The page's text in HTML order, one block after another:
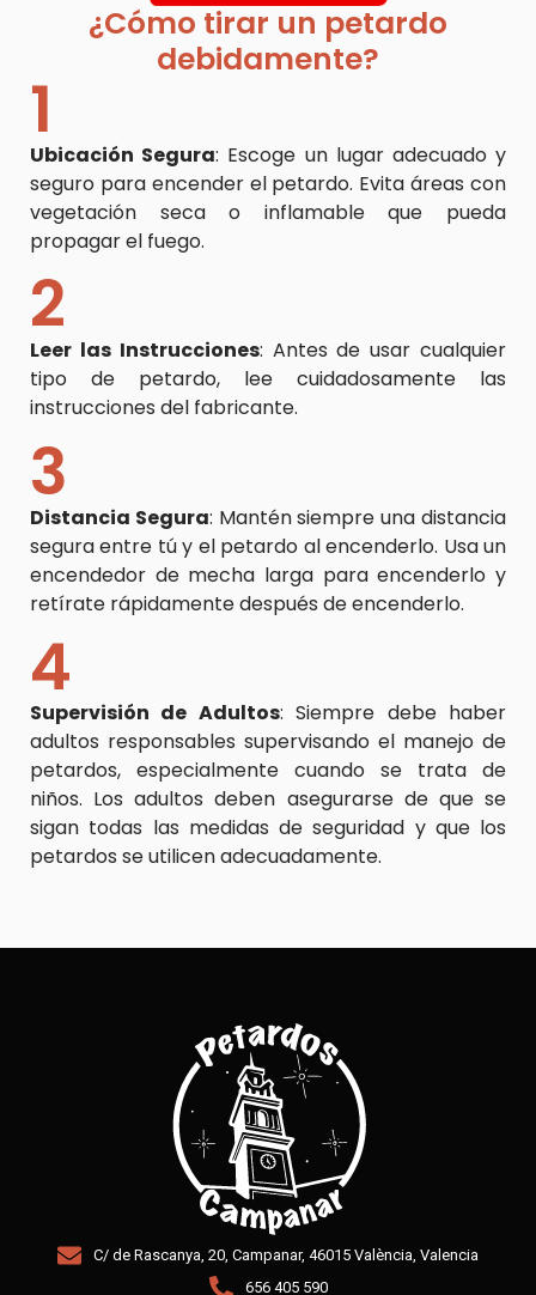
¿Cómo tirar un petardo
debidamente?
1
Ubicación Segura: Escoge un lugar adecuado y
seguro para encender el petardo. Evita áreas con
vegetación seca o inflamable que pueda
propagar el fuego.
2
Leer las Instrucciones: Antes de usar cualquier
tipo de petardo, lee cuidadosamente las
instrucciones del fabricante.
3
Distancia Segura: Mantén siempre una distancia
segura entre tú y el petardo al encenderlo. Usa un
encendedor de mecha larga para encenderlo y
retírate rápidamente después de encenderlo.
4
Supervisión de Adultos: Siempre debe haber
adultos responsables supervisando el manejo de
petardos, especialmente cuando se trata de
niños. Los adultos deben asegurarse de que se
sigan todas las medidas de seguridad y que los
petardos se utilicen adecuadamente.
C/ de Rascanya, 20, Campanar, 46015 València, Valencia
656 405 590